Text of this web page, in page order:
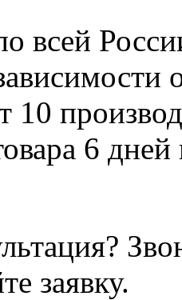
всей
10
6
заявку.